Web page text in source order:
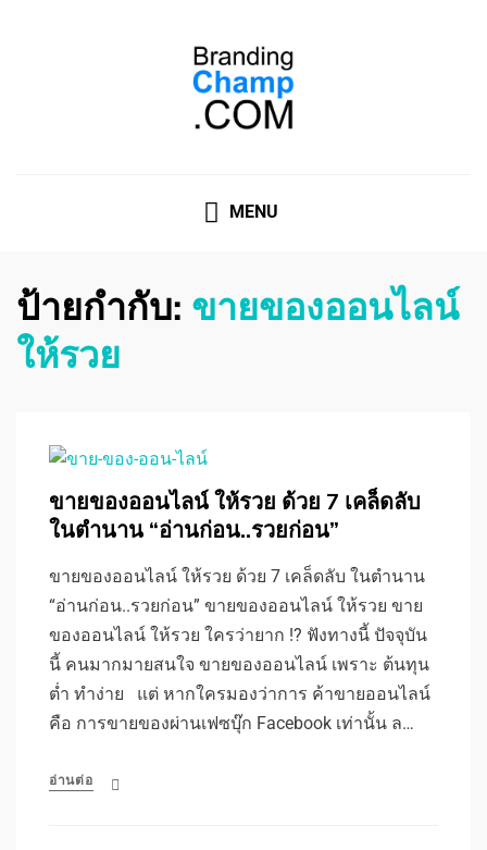
MENU
ป้ายกำกับ: ขายของออนไลน์
ให้รวย
ขายของออนไลน์ ให้รวย ด้วย 7 เคล็ดลับ
ในตำนาน “อ่านก่อน..รวยก่อน”
ขายของออนไลน์ ให้รวย ด้วย 7 เคล็ดลับ ในตำนาน
“อ่านก่อน..รวยก่อน” ขายของออนไลน์ ให้รวย ขาย
ของออนไลน์ ให้รวย ใครว่ายาก !? ฟังทางนี้ ปัจจุบัน
นี้ คนมากมายสนใจ ขายของออนไลน์ เพราะ ต้นทุน
ต่ำ ทำง่าย แต่ หากใครมองว่าการ ค้าขายออนไลน์
คือ การขายของผ่านเฟซบุ๊ก Facebook เท่านั้น ล…
อ่านต่อ